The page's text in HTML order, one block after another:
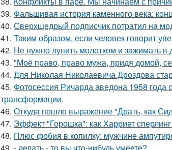
39. Фальшивая история каменного века:
40. Сверхщедрый подписчик потратил на
41. Таким образом, если человек говорит
42. Не нужно лупить молотком и зажимать в
43. "Моё право, право мужа, придя домой,
44. Для Николая Николаевича Дроздова
45. Фотосессия Ричарда аведона 1958
трансформации.
46. Откуда пошло выражение "Драть, кaк
47. Эффект "Горошка": как Харриет
48. Плюс фобия в копилку: мужчине